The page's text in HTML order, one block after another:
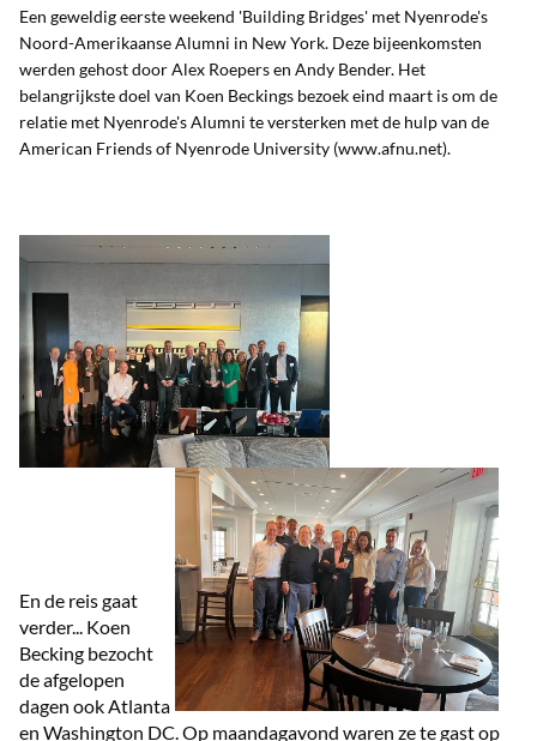
Een geweldig eerste weekend 'Building Bridges' met Nyenrode's
Noord-Amerikaanse Alumni in New York. Deze bijeenkomsten
werden gehost door Alex Roepers en Andy Bender. Het
belangrijkste doel van Koen Beckings bezoek eind maart is om de
relatie met Nyenrode's Alumni te versterken met de hulp van de
American Friends of Nyenrode University (www.afnu.net).
En de reis gaat
verder... Koen
Becking bezocht
de afgelopen
dagen ook Atlanta
en Washington DC. Op maandagavond waren ze te gast op